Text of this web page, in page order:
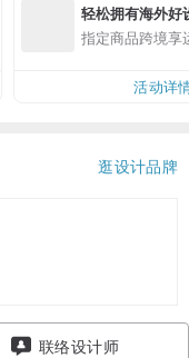
轻松拥有海外好
指定商品跨境享
活动详
逛设计品牌
联络设计师